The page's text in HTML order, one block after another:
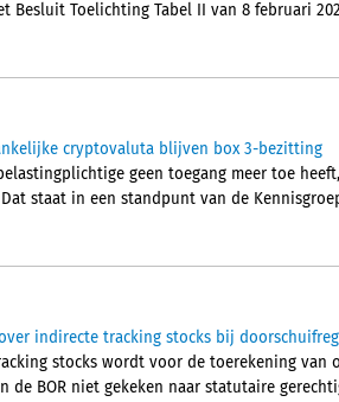
Besluit Toelichting Tabel II van 8 februari
cryptovaluta blijven box 3-bezitting
geen toegang meer toe
staat in een standpunt van de
indirecte tracking stocks bij
stocks wordt voor de toerekening van
de BOR niet gekeken naar statutaire